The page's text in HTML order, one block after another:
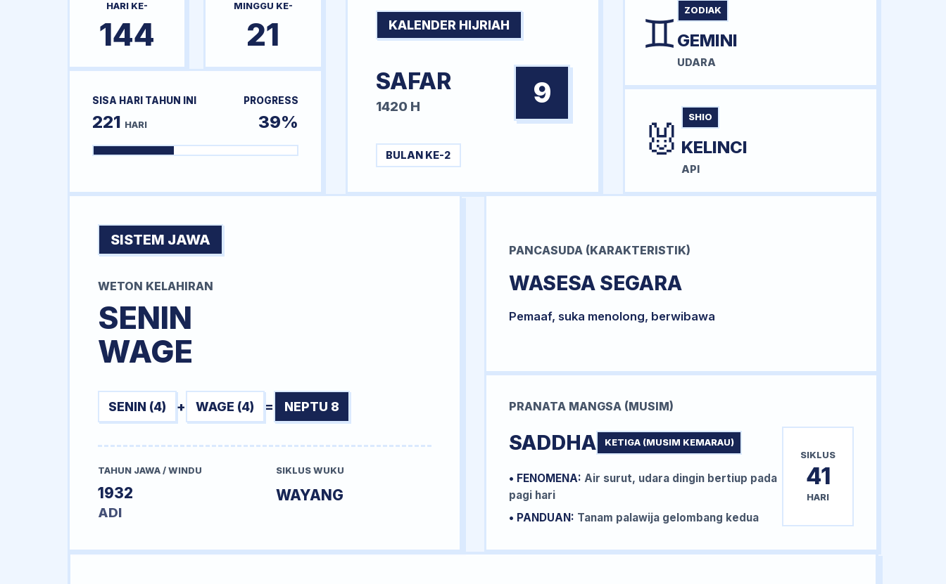
HARI KE-
144
MINGGU KE-
21
SISA HARI TAHUN INI
221 HARI
PROGRESS
39%
KALENDER HIJRIAH
SAFAR
1420 H 9
BULAN KE-2
♊ ZODIAK
GEMINI
UDARA
🐰 SHIO
KELINCI
API
SISTEM JAWA
WETON KELAHIRAN
SENIN
WAGE
SENIN (4) + WAGE (4) = NEPTU 8
TAHUN JAWA / WINDU
1932
ADI
SIKLUS WUKU
WAYANG
PANCASUDA (KARAKTERISTIK)
WASESA SEGARA
Pemaaf, suka menolong, berwibawa
PRANATA MANGSA (MUSIM)
SADDHA KETIGA (MUSIM KEMARAU)
• FENOMENA: Air surut, udara dingin bertiup pada
pagi hari
• PANDUAN: Tanam palawija gelombang kedua
SIKLUS
41
HARI